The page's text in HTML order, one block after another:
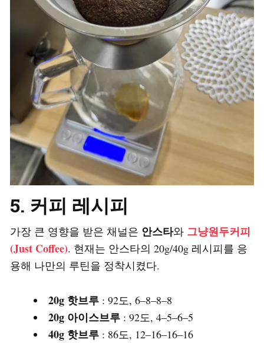
5. 커피 레시피
가장 큰 영향을 받은 채널은 안스타와 그냥원두커피
(Just Coffee). 현재는 안스타의 20g/40g 레시피를 응
용해 나만의 루틴을 정착시켰다.
20g 핫브루 : 92도, 6–8–8–8
20g 아이스브루 : 92도, 4–5–6–5
40g 핫브루 : 86도, 12–16–16–16